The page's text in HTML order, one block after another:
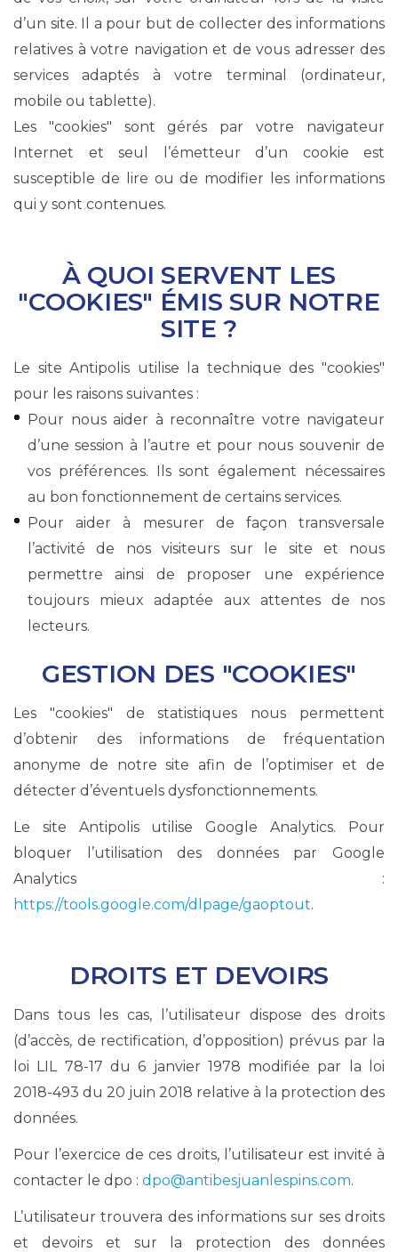
d’un site. Il a pour but de collecter des informations
relatives à votre navigation et de vous adresser des
services adaptés à votre terminal (ordinateur,
mobile ou tablette).
Les "cookies" sont gérés par votre navigateur
Internet et seul l’émetteur d’un cookie est
susceptible de lire ou de modifier les informations
qui y sont contenues.
À QUOI SERVENT LES
"COOKIES" ÉMIS SUR NOTRE
SITE ?
Le site Antipolis utilise la technique des "cookies"
pour les raisons suivantes :
Pour nous aider à reconnaître votre navigateur
d’une session à l’autre et pour nous souvenir de
vos préférences. Ils sont également nécessaires
au bon fonctionnement de certains services.
Pour aider à mesurer de façon transversale
l’activité de nos visiteurs sur le site et nous
permettre ainsi de proposer une expérience
toujours mieux adaptée aux attentes de nos
lecteurs.
GESTION DES "COOKIES"
Les "cookies" de statistiques nous permettent
d’obtenir des informations de fréquentation
anonyme de notre site afin de l’optimiser et de
détecter d’éventuels dysfonctionnements.
Le site Antipolis utilise Google Analytics. Pour
bloquer l’utilisation des données par Google
Analytics :
https://tools.google.com/dlpage/gaoptout.
DROITS ET DEVOIRS
Dans tous les cas, l’utilisateur dispose des droits
(d’accès, de rectification, d’opposition) prévus par la
loi LIL 78-17 du 6 janvier 1978 modifiée par la loi
2018-493 du 20 juin 2018 relative à la protection des
données.
Pour l’exercice de ces droits, l’utilisateur est invité à
contacter le dpo : dpo@antibesjuanlespins.com.
L’utilisateur trouvera des informations sur ses droits
et devoirs et sur la protection des données